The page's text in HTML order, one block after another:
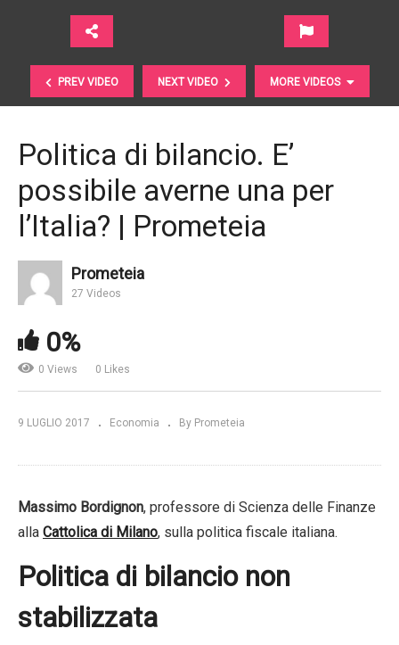
PREV VIDEO NEXT VIDEO MORE VIDEOS
Integrare i big data nel processo di investimento |
Politica di bilancio. E’
possibile averne una per
l’Italia? | Prometeia
Prometeia
27 Videos
0%
0 Views 0 Likes
9 LUGLIO 2017 Economia By Prometeia
Massimo Bordignon, professore di Scienza delle Finanze
alla Cattolica di Milano, sulla politica fiscale italiana.
Politica di bilancio non
stabilizzata